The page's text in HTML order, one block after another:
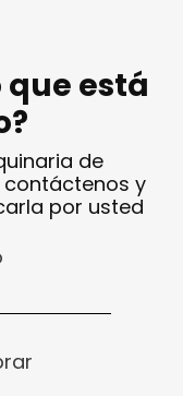
que está
de
contáctenos y
por usted